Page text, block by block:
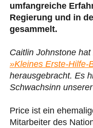
umfangreiche
Regierung und in
gesammelt.
Caitlin Johnstone
»Kleines Erste-Hilfe-
herausgebracht. Es
Schwachsinn
Price ist ein
Mitarbeiter des